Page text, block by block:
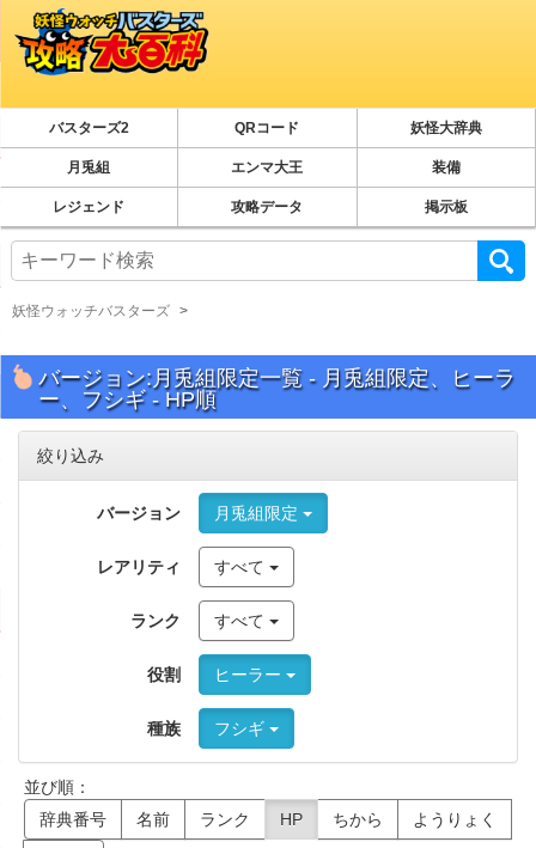
バスターズ2 QRコード 妖怪大辞典
月兎組 エンマ大王 装備
レジェンド 攻略データ 掲示板
妖怪ウォッチバスターズ
バージョン:月兎組限定一覧 - 月兎組限定、ヒーラ
ー、フシギ - HP順
絞り込み
バージョン 月兎組限定
レアリティ すべて
ランク すべて
役割 ヒーラー
種族 フシギ
並び順：
辞典番号
名前 ランク HP ちから ようりょく